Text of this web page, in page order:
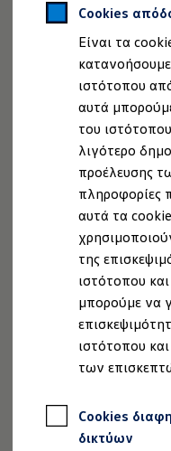
Cookies
Είναι τα
ιστότοπου
αυτά
του
λιγότερο
προέλευσης
πληροφορίες
αυτά τα
της
ιστότοπου
μπορούμε να
ιστότοπου
των
Cookies
δικτύων
Χρηματοδότηση και
Volkswagen
Καινοτόμες
Ιδιοκτήτες και
myVolkswagen
Service και
Τροχοί
Οδική
Γνήσια
Γνήσια
Λύσεις
Σύνδεση
Εντός των ορίων του
Νομική Σημείωση
Πολιτική cookies
Πληροφορίες Ασφαλείας
Volkswagen AG (Στοιχεία
Δήλωση Προσβασιμότητας
Πληροφορίες για την
Ανάκληση Ψηφιακών
Σημείωση από